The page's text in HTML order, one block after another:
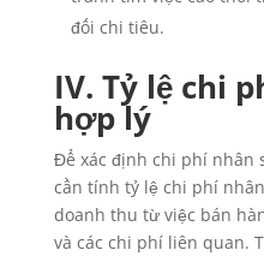
đối chi tiêu.
IV. Tỷ lệ chi
hợp lý
Để xác định chi phí nhân
cần tính tỷ lệ chi phí
doanh thu từ việc bán
và các chi phí liên quan.